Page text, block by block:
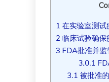
1 在实验室测试
2 临床试验确保
3 FDA批准并监
3.0.1
3.1 被批准